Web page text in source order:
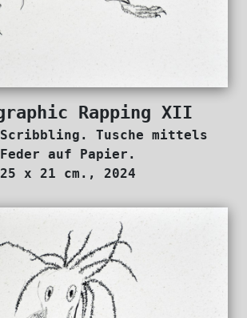
Rapping XII
Tusche mittels
Feder auf Papier.
25 x 21 cm., 2024